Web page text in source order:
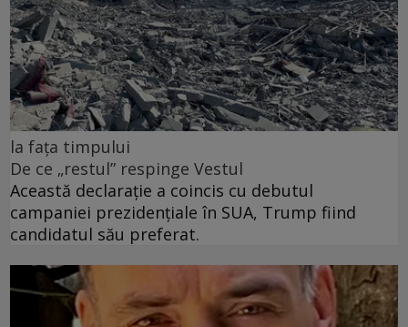
la fața timpului
De ce „restul” respinge Vestul
Această declarație a coincis cu debutul
campaniei prezidențiale în SUA, Trump fiind
candidatul său preferat.